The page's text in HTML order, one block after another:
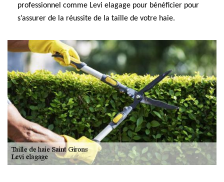
professionnel comme Levi elagage pour bénéficier pour
s’assurer de la réussite de la taille de votre haie.